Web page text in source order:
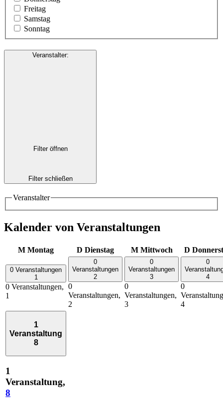
Freitag
Samstag
Sonntag
Veranstalter:
Filter öffnen
Filter schließen
Veranstalter
Kalender von Veranstaltungen
M Montag D Dienstag M Mittwoch D
0 Veranstaltungen
1
0 Veranstaltungen,
1
0
Veranstaltungen
2
0
Veranstaltungen,
2
0
Veranstaltungen
3
0
Veranstaltungen,
3
0
4
0
4
1
Veranstaltung
8
1
Veranstaltung,
8